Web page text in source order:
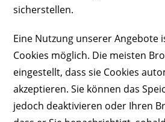
sicherstellen.
Eine Nutzung unserer Angebote
Cookies möglich. Die meisten
eingestellt, dass sie Cookies
akzeptieren. Sie können das
jedoch deaktivieren oder Ihren